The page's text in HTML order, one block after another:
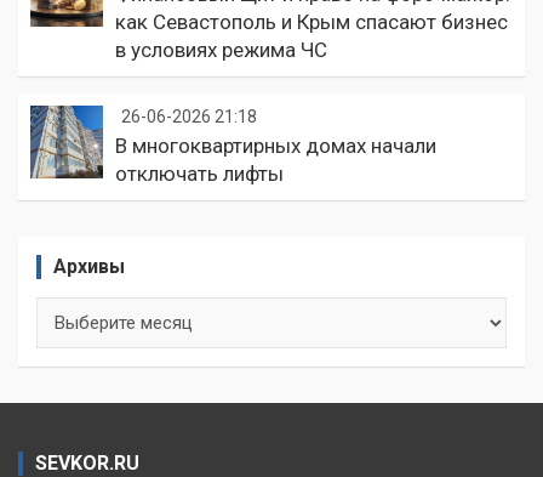
как Севастополь и Крым спасают бизнес
в условиях режима ЧС
26-06-2026 21:18
В многоквартирных домах начали
отключать лифты
Архивы
SEVKOR.RU